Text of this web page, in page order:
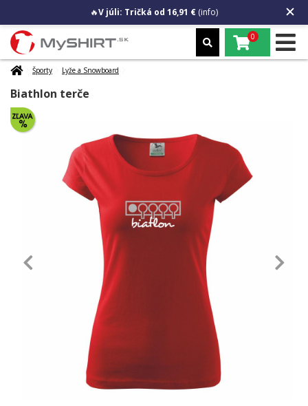
🔥V júli: Tričká od 16,91 € (info)
0
Športy Lyže a Snowboard
Biathlon terče